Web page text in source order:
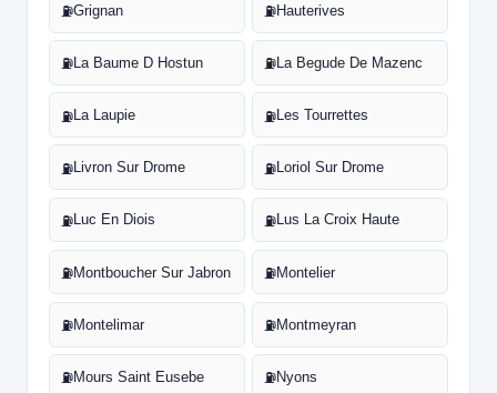
⛽Grignan ⛽Hauterives
⛽La Baume D Hostun ⛽La Begude De Mazenc
⛽La Laupie ⛽Les Tourrettes
⛽Livron Sur Drome ⛽Loriol Sur Drome
⛽Luc En Diois ⛽Lus La Croix Haute
⛽Montboucher Sur Jabron ⛽Montelier
⛽Montelimar ⛽Montmeyran
⛽Mours Saint Eusebe ⛽Nyons